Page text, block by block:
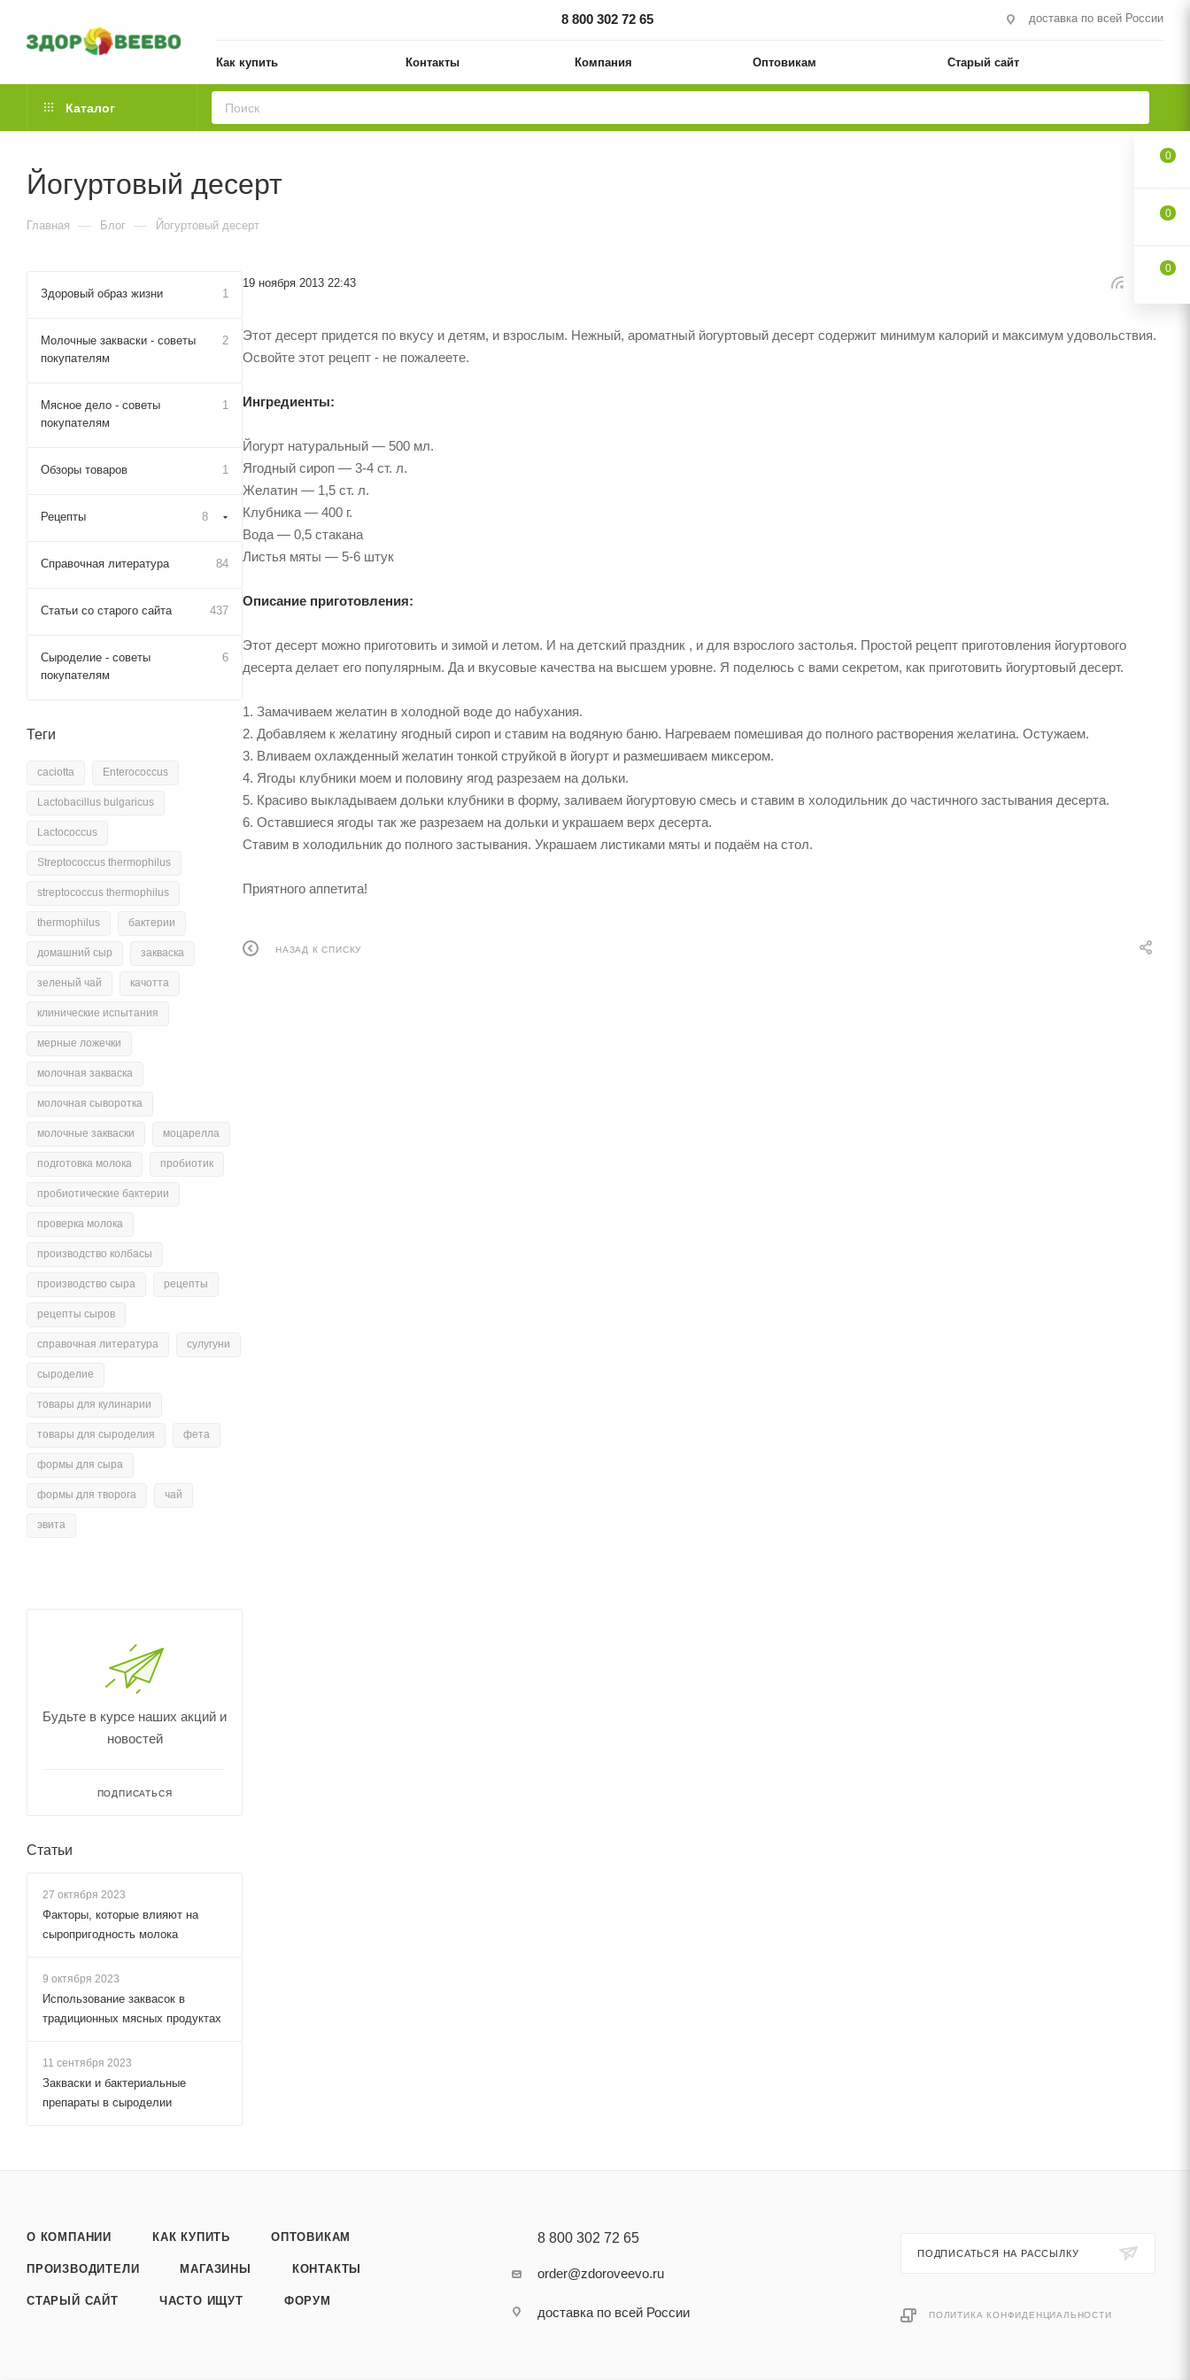
8 800 302 72 65 доставка по всей России
Как купить Контакты Компания Оптовикам Старый сайт
Каталог
Йогуртовый десерт
Главная — Блог — Йогуртовый десерт
19 ноября 2013 22:43
Этот десерт придется по вкусу и детям, и взрослым. Нежный, ароматный йогуртовый десерт содержит минимум калорий и максимум удовольствия.
Освойте этот рецепт - не пожалеете.
Ингредиенты:
Йогурт натуральный — 500 мл.
Ягодный сироп — 3-4 ст. л.
Желатин — 1,5 ст. л.
Клубника — 400 г.
Вода — 0,5 стакана
Листья мяты — 5-6 штук
Описание приготовления:
Этот десерт можно приготовить и зимой и летом. И на детский праздник , и для взрослого застолья. Простой рецепт приготовления йогуртового
десерта делает его популярным. Да и вкусовые качества на высшем уровне. Я поделюсь с вами секретом, как приготовить йогуртовый десерт.
1. Замачиваем желатин в холодной воде до набухания.
2. Добавляем к желатину ягодный сироп и ставим на водяную баню. Нагреваем помешивая до полного растворения желатина. Остужаем.
3. Вливаем охлажденный желатин тонкой струйкой в йогурт и размешиваем миксером.
4. Ягоды клубники моем и половину ягод разрезаем на дольки.
5. Красиво выкладываем дольки клубники в форму, заливаем йогуртовую смесь и ставим в холодильник до частичного застывания десерта.
6. Оставшиеся ягоды так же разрезаем на дольки и украшаем верх десерта.
Ставим в холодильник до полного застывания. Украшаем листиками мяты и подаём на стол.
Приятного аппетита!
НАЗАД К СПИСКУ
Здоровый образ жизни 1
Молочные закваски - советы
покупателям
2
Мясное дело - советы
покупателям
1
Обзоры товаров 1
Рецепты 8
Справочная литература 84
Статьи со старого сайта 437
Сыроделие - советы
покупателям
6
Теги
caciotta Enterococcus
Lactobacillus bulgaricus
Lactococcus
Streptococcus thermophilus
streptococcus thermophilus
thermophilus бактерии
домашний сыр закваска
зеленый чай качотта
клинические испытания
мерные ложечки
молочная закваска
молочная сыворотка
молочные закваски моцарелла
подготовка молока пробиотик
пробиотические бактерии
проверка молока
производство колбасы
производство сыра рецепты
рецепты сыров
справочная литература сулугуни
сыроделие
товары для кулинарии
товары для сыроделия фета
формы для сыра
формы для творога чай
эвита
Будьте в курсе наших акций и
новостей
ПОДПИСАТЬСЯ
Статьи
27 октября 2023
Факторы, которые влияют на
сыропригодность молока
9 октября 2023
Использование заквасок в
традиционных мясных продуктах
11 сентября 2023
Закваски и бактериальные
препараты в сыроделии
О КОМПАНИИ КАК КУПИТЬ ОПТОВИКАМ
ПРОИЗВОДИТЕЛИ МАГАЗИНЫ КОНТАКТЫ
СТАРЫЙ САЙТ ЧАСТО ИЩУТ ФОРУМ
8 800 302 72 65
order@zdoroveevo.ru
доставка по всей России
ПОДПИСАТЬСЯ НА РАССЫЛКУ
ПОЛИТИКА КОНФИДЕНЦИАЛЬНОСТИ
0
0
0